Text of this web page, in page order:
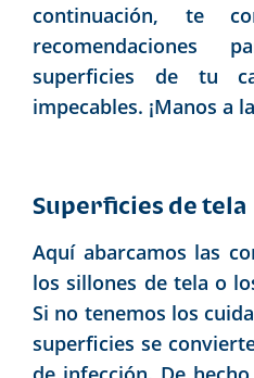
continuación, te
recomendaciones
superficies de tu
impecables. ¡Manos a
Superficies de tela
Aquí abarcamos las
los sillones de tela o
Si no tenemos los
superficies se